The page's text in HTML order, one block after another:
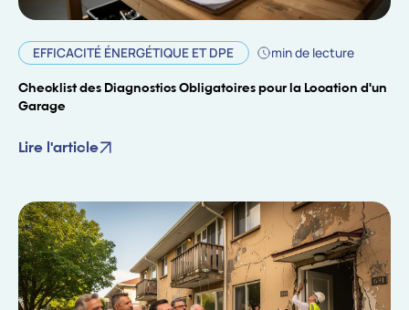
EFFICACITÉ ÉNERGÉTIQUE ET DPE min de lecture
Checklist des Diagnostics Obligatoires pour la Location d'un
Garage
Lire l'article